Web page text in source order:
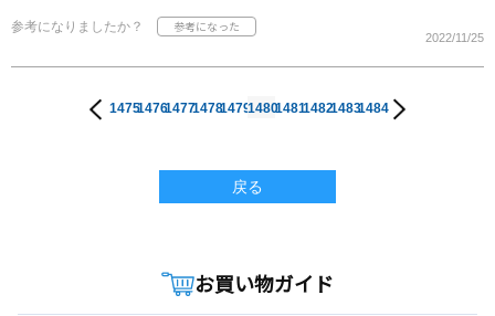
参考になりましたか？
2022/11/25
1475147614771478147914801481148214831484
戻る
お買い物ガイド